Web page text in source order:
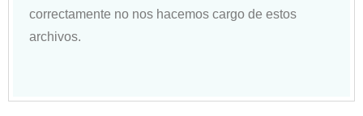
correctamente no nos hacemos cargo de estos
archivos.